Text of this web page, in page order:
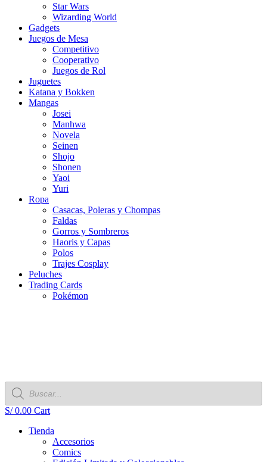
Star Wars
Wizarding World
Gadgets
Juegos de Mesa
Competitivo
Cooperativo
Juegos de Rol
Juguetes
Katana y Bokken
Mangas
Josei
Manhwa
Novela
Seinen
Shojo
Shonen
Yaoi
Yuri
Ropa
Casacas, Poleras y Chompas
Faldas
Gorros y Sombreros
Haoris y Capas
Polos
Trajes Cosplay
Peluches
Trading Cards
Pokémon
Búsqueda
de
productos
S/0.00 Cart
Tienda
Accesorios
Comics